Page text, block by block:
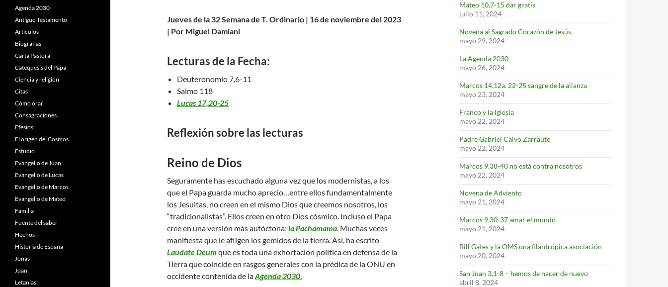
Jueves de la 32 Semana de T. Ordinario | 16 de noviembre del 2023
| Por Miguel Damiani
Lecturas de la Fecha:
Deuteronomio 7,6-11
Salmo 118
Lucas 17,20-25
Reflexión sobre las lecturas
Reino de Dios
Seguramente has escuchado alguna vez que los modernistas, a los
que el Papa guarda mucho aprecio…entre ellos fundamentalmente
los Jesuitas, no creen en el mismo Dios que creemos nosotros, los
“tradicionalistas”. Ellos creen en otro Dios cósmico. Incluso el Papa
cree en una versión más autóctona: la Pachamama. Muchas veces
manifiesta que le afligen los gemidos de la tierra. Así, ha escrito
Laudate Deum que es toda una exhortación política en defensa de la
Tierra que coincide en rasgos generales con la prédica de la ONU en
occidente contenida de laAgenda 2030.
Mateo 10,7-15 dar gratis
julio 11, 2024
Novena al Sagrado Corazón de Jesús
mayo 29, 2024
La Agenda 2030
mayo 26, 2024
Marcos 14,12a. 22-25 sangre de la alianza
mayo 23, 2024
Franco y la Iglesia
mayo 22, 2024
Padre Gabriel Calvo Zarraute
mayo 22, 2024
Marcos 9,38-40 no está contra nosotros
mayo 22, 2024
Novena de Adviento
mayo 21, 2024
Marcos 9,30-37 amar el mundo
mayo 21, 2024
Bill Gates y la OMS una filantrópica asociación
mayo 20, 2024
San Juan 3,1-8 – hemos de nacer de nuevo
abril 8, 2024
Agenda 2030
Antiguo Testamento
Artículos
Biografías
Carta Pastoral
Catequesis del Papa
Ciencia y religión
Citas
Cómo orar
Consagraciones
Efesios
El origen del Cosmos
Estudio
Evangelio de Juan
Evangelio de Lucas
Evangelio de Marcos
Evangelio de Mateo
Familia
Fuente del saber
Hechos
Historia de España
Jonas
Juan
Letanías